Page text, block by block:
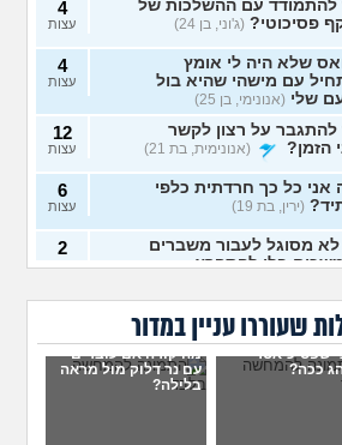
להתמודד עם ההשלכות של
פסיכוטי? (ג'וני, בן 24)
4
עצות
שלא היה לי אומץ
עם מישהי שהיא בול
שלי (אנונימי, בן 25)
4
עצות
להתגבר על רצון לקשר
הזמן?
(אנונימית, בת 21)
12
עצות
אני כל כך חרדתית כלפי
(ירין, בת 19)
6
עצות
לא מסוגל לעבור משברים
בלי להתפרץ
2
חסר רגשות באופן מדאיג
(אנונימית, בת 33)
תקוע בחיים, איך
2
שעוררו עניין במדור
שפסיכיאטר
ככה?
מה קורה אם עוברים
עם נר דלוק מול מראה
בלילה?